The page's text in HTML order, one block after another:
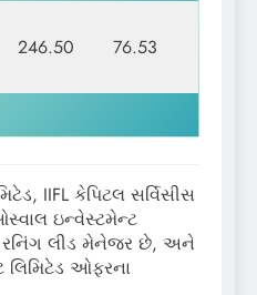
246.50 76.53
IIFL કેપિટલ સર્વિસીસ
ઇન્વેસ્ટમેન્ટ
રનિંગ લીડ મેનેજર છે, અને
લિમિટેડ ઓફરના